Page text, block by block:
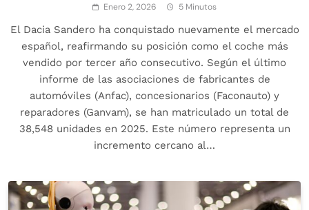
Enero 2, 2026 5 Minutos
El Dacia Sandero ha conquistado nuevamente el mercado
español, reafirmando su posición como el coche más
vendido por tercer año consecutivo. Según el último
informe de las asociaciones de fabricantes de
automóviles (Anfac), concesionarios (Faconauto) y
reparadores (Ganvam), se han matriculado un total de
38,548 unidades en 2025. Este número representa un
incremento cercano al…